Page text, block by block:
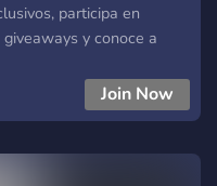
participa en
y conoce a
y alianzas con los
crece con nosotros!
Join Now